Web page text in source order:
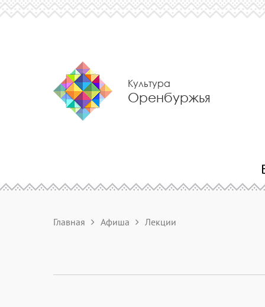
Культура
Оренбуржья
Главная Афиша Лекции